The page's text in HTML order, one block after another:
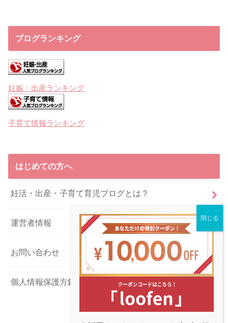
ブログランキング
妊娠・出産ランキング
子育て情報ランキング
はじめての方へ
妊活・出産・子育て育児ブログとは？
運営者情報
お問い合わせ
個人情報保護方針